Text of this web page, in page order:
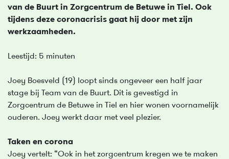
van de Buurt in Zorgcentrum de Betuwe in Tiel. Ook
tijdens deze coronacrisis gaat hij door met zijn
werkzaamheden.
Leestijd: 5 minuten
Joey Boesveld (19) loopt sinds ongeveer een half jaar
stage bij Team van de Buurt. Dit is gevestigd in
Zorgcentrum de Betuwe in Tiel en hier wonen voornamelijk
ouderen. Joey werkt daar met veel plezier.
Taken en corona
Joey vertelt: “Ook in het zorgcentrum kregen we te maken